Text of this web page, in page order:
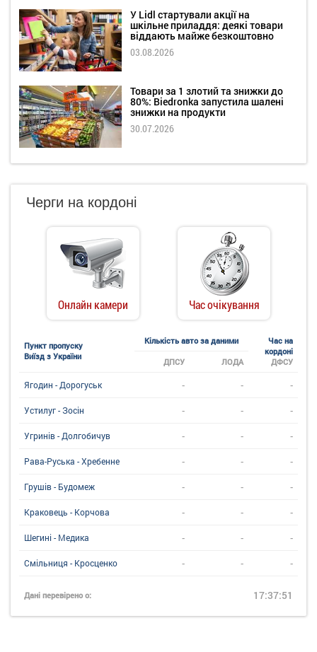
У Lidl стартували акції на
шкільне приладдя: деякі товари
віддають майже безкоштовно
03.08.2026
Товари за 1 злотий та знижки до
80%: Biedronka запустила шалені
знижки на продукти
30.07.2026
Черги на кордоні
Онлайн камери Час очікування
Пункт пропуску
Виїзд з України
Кількість авто за даними
Час на
кордоні
ДФСУ
ДПСУ ЛОДА
Ягодин - Дорогуськ - - -
Устилуг - Зосін - - -
Угринiв - Долгобичув - - -
Рава-Руська - Хребенне - - -
Грушів - Будомеж - - -
Краковець - Корчова - - -
Шегині - Медика - - -
Смільниця - Кросценко - - -
Дані перевірено о: 17:37:51